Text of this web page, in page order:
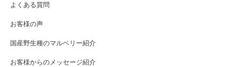
よくある質問
お客様の声
国産野生種のマルベリー紹介
お客様からのメッセージ紹介